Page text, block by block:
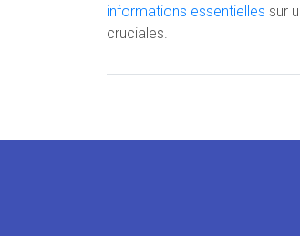
informations essentielles sur
cruciales.